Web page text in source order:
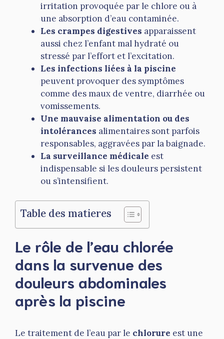
irritation provoquée par le chlore ou à
une absorption d’eau contaminée.
Les crampes digestives apparaissent
aussi chez l’enfant mal hydraté ou
stressé par l’effort et l’excitation.
Les infections liées à la piscine
peuvent provoquer des symptômes
comme des maux de ventre, diarrhée ou
vomissements.
Une mauvaise alimentation ou des
intolérances alimentaires sont parfois
responsables, aggravées par la baignade.
La surveillance médicale est
indispensable si les douleurs persistent
ou s’intensifient.
Table des matieres
Le rôle de l’eau chlorée
dans la survenue des
douleurs abdominales
après la piscine
Le traitement de l’eau par le chlorure est une